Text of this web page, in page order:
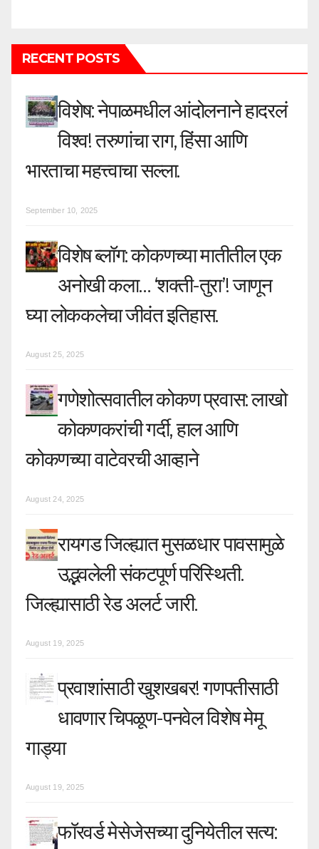
RECENT POSTS
विशेष: नेपाळमधील आंदोलनाने हादरलं
विश्व! तरुणांचा राग, हिंसा आणि
भारताचा महत्त्वाचा सल्ला.
September 10, 2025
विशेष ब्लॉग: कोकणच्या मातीतील एक
अनोखी कला… ‘शक्ती-तुरा’! जाणून
घ्या लोककलेचा जीवंत इतिहास.
August 25, 2025
गणेशोत्सवातील कोकण प्रवास: लाखो
कोकणकरांची गर्दी, हाल आणि
कोकणच्या वाटेवरची आव्हाने
August 24, 2025
रायगड जिल्ह्यात मुसळधार पावसामुळे
उद्भवलेली संकटपूर्ण परिस्थिती.
जिल्ह्यासाठी रेड अलर्ट जारी.
August 19, 2025
प्रवाशांसाठी खुशखबर! गणपतीसाठी
धावणार चिपळूण-पनवेल विशेष मेमू
गाड्या
August 19, 2025
फॉरवर्ड मेसेजेसच्या दुनियेतील सत्य: